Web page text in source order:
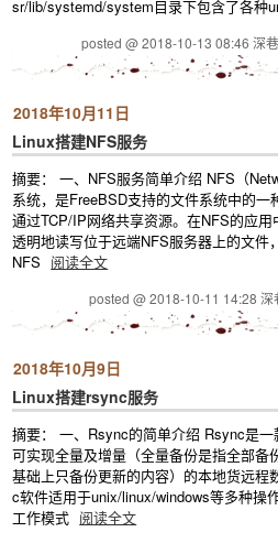
sr/lib/systemd/system目录下包含了各种
posted @ 2018-10-13 08:46 深
2018年10月11日
Linux搭建NFS服务
摘要： 一、NFS服务简单介绍 NFS（
系统，是FreeBSD支持的文件系统中的
通过TCP/IP网络共享资源。在NFS的应
透明地读写位于远端NFS服务器上的文件
NFS 阅读全文
posted @ 2018-10-11 14:28 深
2018年10月9日
Linux搭建rsync服务
摘要： 一、Rsync的简单介绍 Rsync是一
可实现全量及增量（全量备份是指全部备
基础上只备份更新的内容）的本地货远程
c软件适用于unix/linux/windows等多种操
工作模式 阅读全文